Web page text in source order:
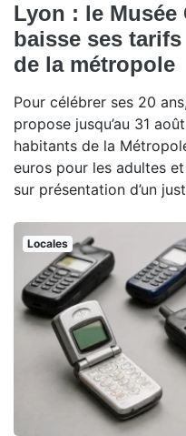
Lyon : le Musée
baisse ses
de la métropole
Pour célébrer ses 20
propose jusqu’au 31
habitants de la
euros pour les adultes
sur présentation d’un
Locales